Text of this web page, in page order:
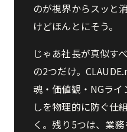
のが視界からスッと
けどほんとにそう。
じゃあ社長が真似す
の2つだけ。
魂・価値観・NGラ
しを物理的に防ぐ仕
く。残り5つは、業